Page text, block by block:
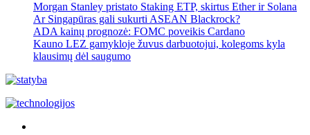
Morgan Stanley pristato Staking ETP, skirtus Ether ir Solana
Ar Singapūras gali sukurti ASEAN Blackrock?
ADA kainų prognozė: FOMC poveikis Cardano
Kauno LEZ gamykloje žuvus darbuotojui, kolegoms kyla
klausimų dėl saugumo